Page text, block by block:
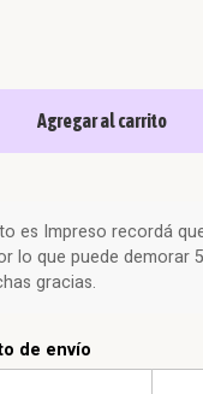
Agregar al carrito
es Impreso recordá
lo que puede demorar
gracias.
de envío